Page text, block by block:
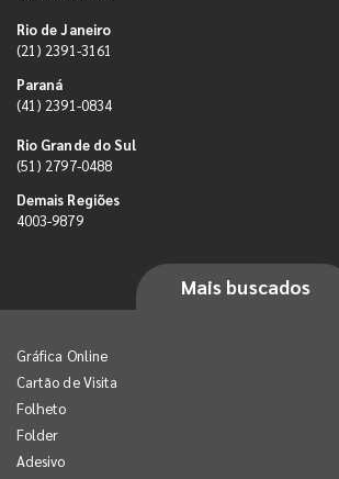
Rio de Janeiro
(21) 2391-3161
Paraná
(41) 2391-0834
Rio Grande do Sul
(51) 2797-0488
Demais Regiões
4003-9879
Mais buscados
Gráfica Online
Cartão de Visita
Folheto
Folder
Adesivo